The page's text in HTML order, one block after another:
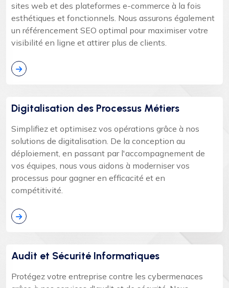
sites web et des plateformes e-commerce à la fois
esthétiques et fonctionnels. Nous assurons également
un référencement SEO optimal pour maximiser votre
visibilité en ligne et attirer plus de clients.
Digitalisation des Processus Métiers
Simplifiez et optimisez vos opérations grâce à nos
solutions de digitalisation. De la conception au
déploiement, en passant par l'accompagnement de
vos équipes, nous vous aidons à moderniser vos
processus pour gagner en efficacité et en
compétitivité.
Audit et Sécurité Informatiques
Protégez votre entreprise contre les cybermenaces